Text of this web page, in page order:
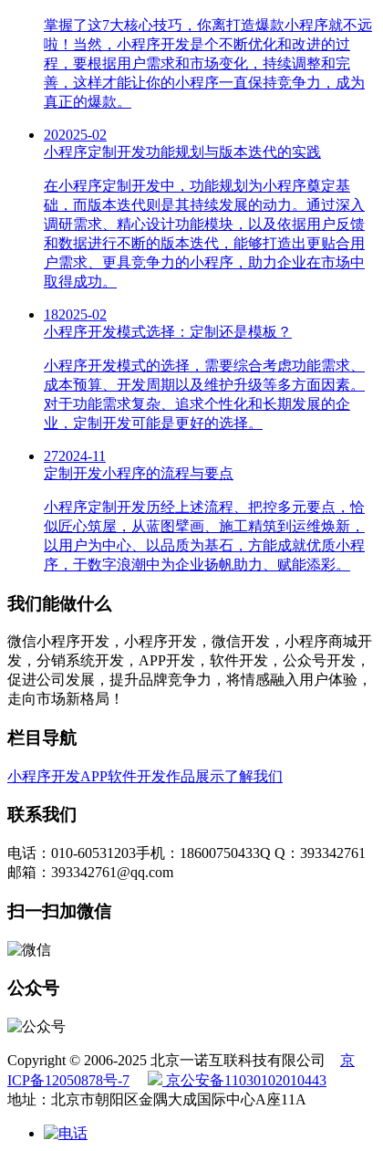
掌握了这7大核心技巧，你离打造爆款小程序就不远
啦！当然，小程序开发是个不断优化和改进的过
程，要根据用户需求和市场变化，持续调整和完
善，这样才能让你的小程序一直保持竞争力，成为
真正的爆款。
202025-02
小程序定制开发功能规划与版本迭代的实践
在小程序定制开发中，功能规划为小程序奠定基
础，而版本迭代则是其持续发展的动力。通过深入
调研需求、精心设计功能模块，以及依据用户反馈
和数据进行不断的版本迭代，能够打造出更贴合用
户需求、更具竞争力的小程序，助力企业在市场中
取得成功。
182025-02
小程序开发模式选择：定制还是模板？
小程序开发模式的选择，需要综合考虑功能需求、
成本预算、开发周期以及维护升级等多方面因素。
对于功能需求复杂、追求个性化和长期发展的企
业，定制开发可能是更好的选择。
272024-11
定制开发小程序的流程与要点
小程序定制开发历经上述流程、把控多元要点，恰
似匠心筑屋，从蓝图擘画、施工精筑到运维焕新，
以用户为中心、以品质为基石，方能成就优质小程
序，于数字浪潮中为企业扬帆助力、赋能添彩。
我们能做什么
微信小程序开发，小程序开发，微信开发，小程序商城开
发，分销系统开发，APP开发，软件开发，公众号开发，
促进公司发展，提升品牌竞争力，将情感融入用户体验，
走向市场新格局！
栏目导航
小程序开发APP软件开发作品展示了解我们
联系我们
电话：010-60531203手机：18600750433Q Q：393342761
邮箱：393342761@qq.com
扫一扫加微信
公众号
Copyright © 2006-2025 北京一诺互联科技有限公司 京
ICP备12050878号-7
京公安备11030102010443
地址：北京市朝阳区金隅大成国际中心A座11A